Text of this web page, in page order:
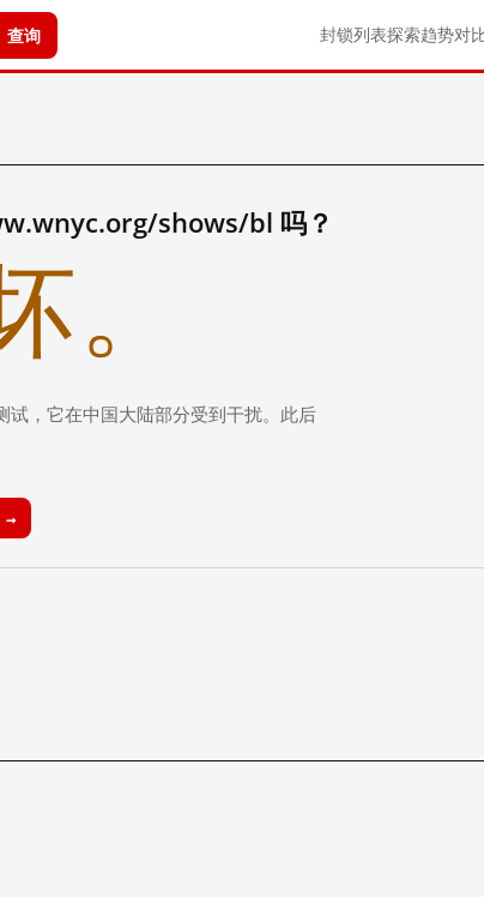
查询 封锁列表探索趋势对
shows/bl 吗？
，它在中国大陆部分受到干扰。此后
→